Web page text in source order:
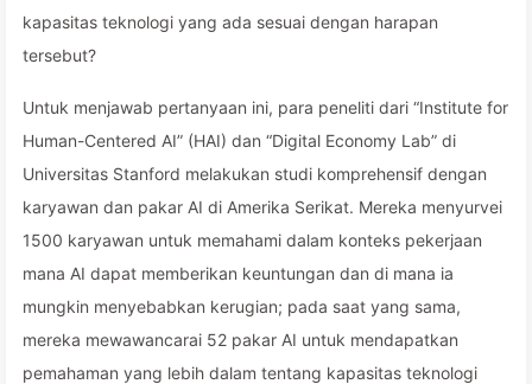
kapasitas teknologi yang ada sesuai dengan harapan
tersebut?
Untuk menjawab pertanyaan ini, para peneliti dari “Institute for
Human-Centered AI” (HAI) dan “Digital Economy Lab” di
Universitas Stanford melakukan studi komprehensif dengan
karyawan dan pakar AI di Amerika Serikat. Mereka menyurvei
1500 karyawan untuk memahami dalam konteks pekerjaan
mana AI dapat memberikan keuntungan dan di mana ia
mungkin menyebabkan kerugian; pada saat yang sama,
mereka mewawancarai 52 pakar AI untuk mendapatkan
pemahaman yang lebih dalam tentang kapasitas teknologi